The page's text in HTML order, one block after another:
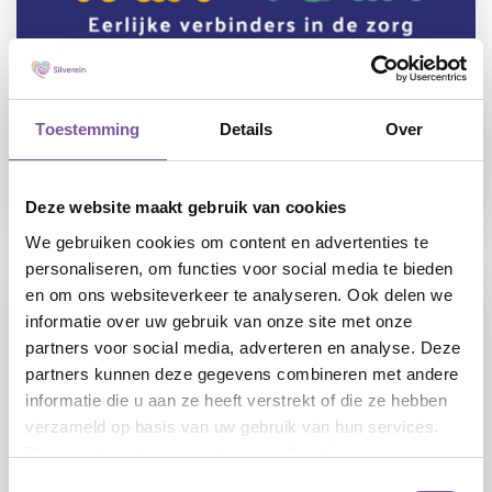
Toestemming Details Over
Deze website maakt gebruik van cookies
We gebruiken cookies om content en advertenties te
personaliseren, om functies voor social media te bieden
en om ons websiteverkeer te analyseren. Ook delen we
informatie over uw gebruik van onze site met onze
partners voor social media, adverteren en analyse. Deze
partners kunnen deze gegevens combineren met andere
informatie die u aan ze heeft verstrekt of die ze hebben
verzameld op basis van uw gebruik van hun services.
Bekijk hetcookieoverzichtvoor alle informatie.
Silverein sluit zich aan bij FLAIR: flexibel
werken mét de zekerheid van loondienst
10-07-2026